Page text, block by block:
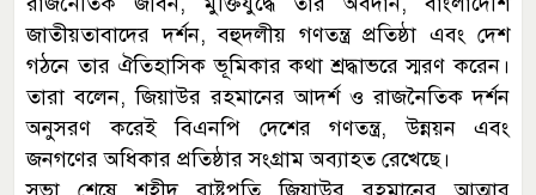
জাতীয়তাবাদের দর্শন, বহুদলীয় গণতন্ত্র প্রতিষ্ঠা এবং দেশ
গঠনে তার ঐতিহাসিক ভূমিকার কথা শ্রদ্ধাভরে স্মরণ করেন।
তারা বলেন, জিয়াউর রহমানের আদর্শ ও রাজনৈতিক দর্শন
অনুসরণ করেই বিএনপি দেশের গণতন্ত্র, উন্নয়ন এবং
জনগণের অধিকার প্রতিষ্ঠার সংগ্রাম অব্যাহত রেখেছে।